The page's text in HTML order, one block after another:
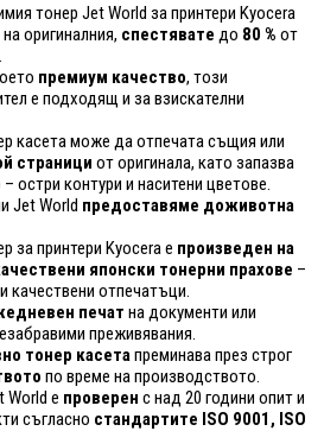
тонер Jet World за принтери Kyocera
оригиналния, спестявате до 80 % от
премиум качество, този
е подходящ и за взискателни
касета може да отпечата същия или
страници от оригинала, като запазва
– остри контури и наситени цветове.
Jet World предоставяме доживотна
за принтери Kyocera е произведен на
японски тонерни прахове –
качествени отпечатъци.
печат на документи или
преживявания.
тонер касетапреминава през строг
по време на производството.
World е проверен с над 20 години опит и
съгласно стандартите ISO 9001, ISO